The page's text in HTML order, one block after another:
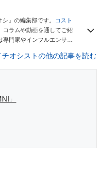
』の編集部です。
コスト
コラムや動画を通してご紹
門家やインフルエンサー
チオシストの他の記事を読む
」